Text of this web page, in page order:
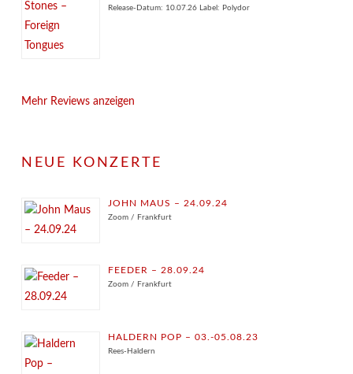
Release-Datum: 10.07.26 Label: Polydor
Mehr Reviews anzeigen
NEUE KONZERTE
JOHN MAUS – 24.09.24
Zoom / Frankfurt
FEEDER – 28.09.24
Zoom / Frankfurt
HALDERN POP – 03.-05.08.23
Rees-Haldern